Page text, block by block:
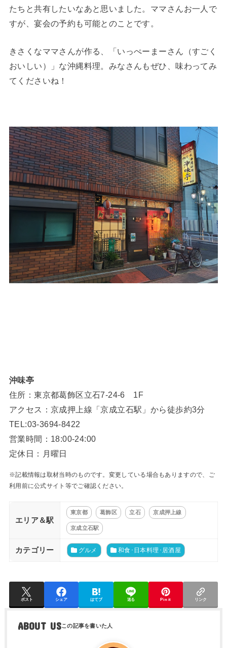
たちと共有したいなあと思いました。ママさんお一人で
すが、宴会の予約も可能とのことです。
きさくなママさんが作る、「いっぺーまーさん（すごく
おいしい）」な沖縄料理。みなさんもぜひ、味わってみ
てくださいね！
沖味亭
住所：東京都葛飾区立石7-24-6 1F
アクセス：京成押上線「京成立石駅」から徒歩約3分
TEL:03-3694-8422
営業時間：18:00-24:00
定休日：月曜日
※記載情報は取材当時のものです。変更している場合もありますので、ご
利用前に公式サイト等でご確認ください。
エリア＆駅
東京都 葛飾区 立石 京成押上線
京成立石駅
カテゴリー グルメ 和食･日本料理･居酒屋
ポスト シェア はてブ 送る Pin it リンク
ABOUT US